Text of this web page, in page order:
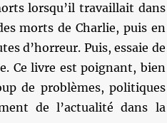
lorsqu’il travaillait dans
morts de Charlie, puis en
d’horreur. Puis, essaie de
Ce livre est poignant, bien
de problèmes, politiques
de l’actualité dans la